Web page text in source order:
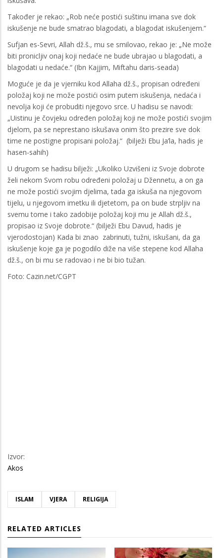
Također je rekao: „Rob neće postići suštinu imana sve dok
iskušenje ne bude smatrao blagodati, a blagodat iskušenjem.“
Sufjan es-Sevri, Allah dž.š., mu se smilovao, rekao je: „Ne može
biti pronicljiv onaj koji nedaće ne bude ubrajao u blagodati, a
blagodati u nedaće.“ (Ibn Kajjim, Miftahu daris-seada)
Moguće je da je vjerniku kod Allaha dž.š., propisan određeni
položaj koji ne može postići osim putem iskušenja, nedaća i
nevolja koji će probuditi njegovo srce. U hadisu se navodi:
„Uistinu je čovjeku određen položaj koji ne može postići svojim
djelom, pa se neprestano iskušava onim što prezire sve dok
time ne postigne propisani položaj.“ (bilježi Ebu Ja’la, hadis je
hasen-sahih)
U drugom se hadisu bilježi: „Ukoliko Uzvišeni iz Svoje dobrote
želi nekom Svom robu određeni položaj u Džennetu, a on ga
ne može postići svojim djelima, tada ga iskuša na njegovom
tijelu, u njegovom imetku ili djetetom, pa on bude strpljiv na
svemu tome i tako zadobije položaj koji mu je Allah dž.š.,
propisao iz Svoje dobrote.“ (bilježi Ebu Davud, hadis je
vjerodostojan) Kada bi znao zabrinuti, tužni, iskušani, da ga
iskušenje koje ga je pogodilo diže na više stepene kod Allaha
dž.š., on bi mu se radovao i ne bi bio tužan.
Foto: Cazin.net/CGPT
Izvor:
Akos
ISLAM VJERA RELIGIJA
RELATED ARTICLES